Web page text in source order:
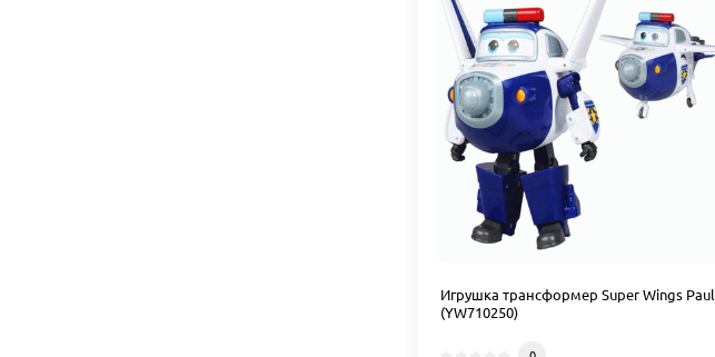
Игрушка трансформер Super Wings Paul
(YW710250)